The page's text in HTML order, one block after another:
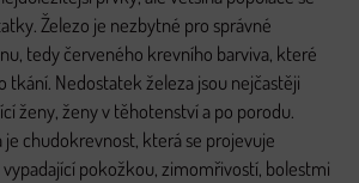
Železo je nezbytné pro správné
tedy červeného krevního barviva, které
tkání. Nedostatek železa jsou nejčastěji
ženy, ženy v těhotenství a po porodu.
chudokrevnost, která se projevuje
pokožkou, zimomřivostí, bolestmi